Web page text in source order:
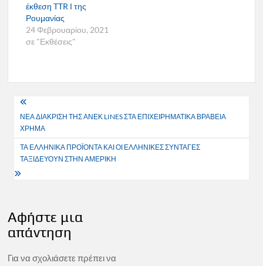
έκθεση TTR Ι της
Ρουμανίας
24 Φεβρουαρίου, 2021
σε "Εκθέσεις"
Πλοήγηση
άρθρων
ΝΕΑ ΔΙΑΚΡΙΣΗ ΤΗΣ ΑΝΕΚ LINES ΣΤΑ ΕΠΙΧΕΙΡΗΜΑΤΙΚΑ ΒΡΑΒΕΙΑ
ΧΡΗΜΑ
ΤΑ ΕΛΛΗΝΙΚΑ ΠΡΟΪΟΝΤΑ ΚΑΙ ΟΙ ΕΛΛΗΝΙΚΕΣ ΣΥΝΤΑΓΕΣ
ΤΑΞΙΔΕΥΟΥΝ ΣΤΗΝ ΑΜΕΡΙΚΗ
Αφήστε μια
απάντηση
Για να σχολιάσετε πρέπει να